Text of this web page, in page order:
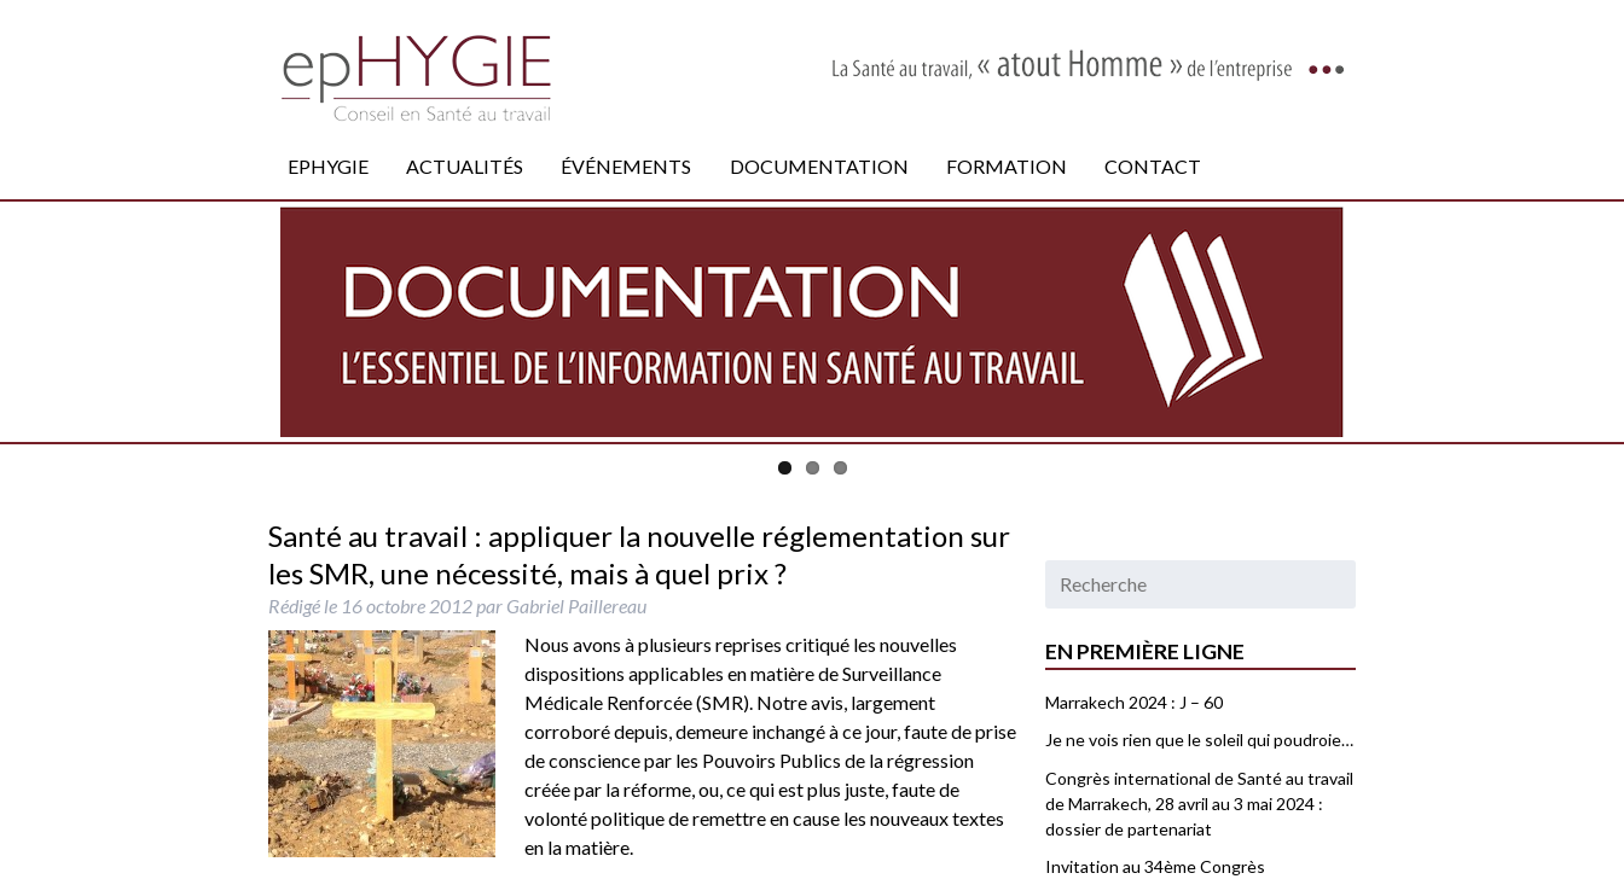
EPHYGIE ACTUALITÉS ÉVÉNEMENTS DOCUMENTATION FORMATION CONTACT
Santé au travail : appliquer la nouvelle réglementation sur
les SMR, une nécessité, mais à quel prix ?
Rédigé le 16 octobre 2012 par Gabriel Paillereau
Nous avons à plusieurs reprises critiqué les nouvelles
dispositions applicables en matière de Surveillance
Médicale Renforcée (SMR). Notre avis, largement
corroboré depuis, demeure inchangé à ce jour, faute de prise
de conscience par les Pouvoirs Publics de la régression
créée par la réforme, ou, ce qui est plus juste, faute de
volonté politique de remettre en cause les nouveaux textes
en la matière.
EN PREMIÈRE LIGNE
Marrakech 2024 : J – 60
Je ne vois rien que le soleil qui poudroie…
Congrès international de Santé au travail
de Marrakech, 28 avril au 3 mai 2024 :
dossier de partenariat
Invitation au 34ème Congrès